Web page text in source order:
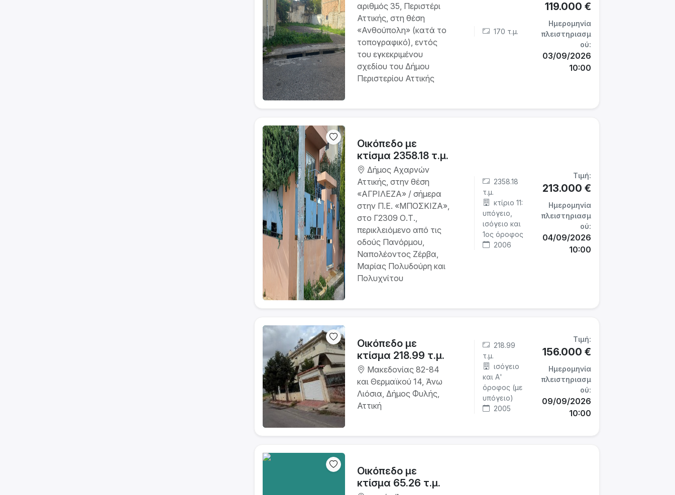
αριθμός 35, Περιστέρι
Αττικής, στη θέση
«Ανθούπολη» (κατά το
τοπογραφικό), εντός
του εγκεκριμένου
σχεδίου του Δήμου
Περιστερίου Αττικής
170 τ.μ.
119.000 €
Ημερομηνία
πλειστηριασμ
ού:
03/09/2026
10:00
Οικόπεδο με
κτίσμα 2358.18 τ.μ.
Δήμος Αχαρνών
Αττικής, στην θέση
«ΑΓΡΙΛΕΖΑ» / σήμερα
στην Π.Ε. «ΜΠΟΣΚΙΖΑ»,
στο Γ2309 Ο.Τ.,
περικλειόμενο από τις
οδούς Πανόρμου,
Ναπολέοντος Ζέρβα,
Μαρίας Πολυδούρη και
Πολυχνίτου
2358.18
τ.μ.
κτίριο 11:
υπόγειο,
ισόγειο και
1ος όροφος
2006
Τιμή:
213.000 €
Ημερομηνία
πλειστηριασμ
ού:
04/09/2026
10:00
Οικόπεδο με
κτίσμα 218.99 τ.μ.
Μακεδονίας 82-84
και Θερμαϊκού 14, Άνω
Λιόσια, Δήμος Φυλής,
Αττική
218.99
τ.μ.
ισόγειο
και Α'
όροφος (με
υπόγειο)
2005
Τιμή:
156.000 €
Ημερομηνία
πλειστηριασμ
ού:
09/09/2026
10:00
Οικόπεδο με
κτίσμα 65.26 τ.μ.